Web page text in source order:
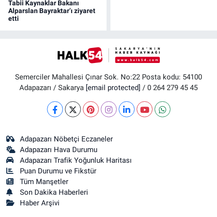
Tabii Kaynaklar Bakanı
Alparslan Bayraktar’ı ziyaret
etti
Semerciler Mahallesi Çınar Sok. No:22 Posta kodu: 54100
Adapazarı / Sakarya [email protected] / 0 264 279 45 45
Adapazarı Nöbetçi Eczaneler
Adapazarı Hava Durumu
Adapazarı Trafik Yoğunluk Haritası
Puan Durumu ve Fikstür
Tüm Manşetler
Son Dakika Haberleri
Haber Arşivi